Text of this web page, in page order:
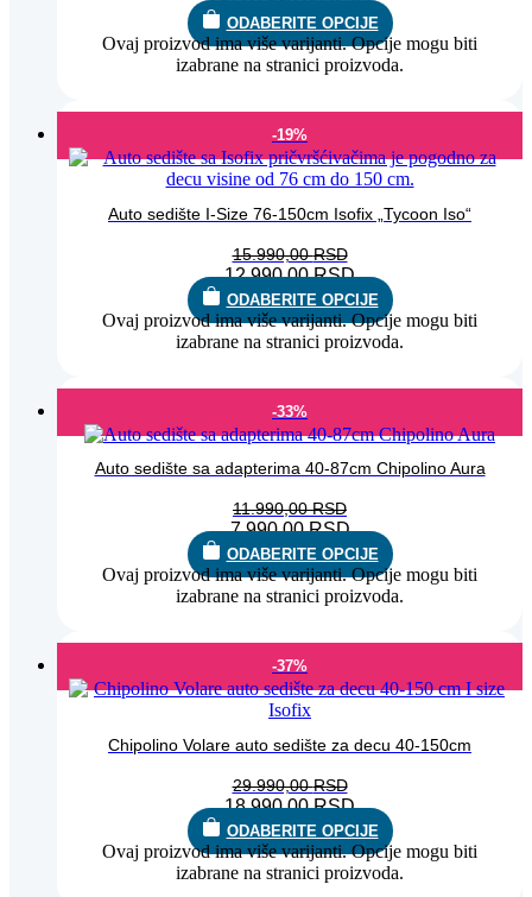
ODABERITE OPCIJE
Ovaj proizvod ima više varijanti. Opcije mogu biti
izabrane na stranici proizvoda.
-19%
Auto sedište I-Size 76-150cm Isofix „Tycoon Iso“
15.990,00RSD
12.990,00RSD
ODABERITE OPCIJE
Ovaj proizvod ima više varijanti. Opcije mogu biti
izabrane na stranici proizvoda.
-33%
Auto sedište sa adapterima 40-87cm Chipolino Aura
11.990,00RSD
7.990,00RSD
ODABERITE OPCIJE
Ovaj proizvod ima više varijanti. Opcije mogu biti
izabrane na stranici proizvoda.
-37%
Chipolino Volare auto sedište za decu 40-150cm
29.990,00RSD
18.990,00RSD
ODABERITE OPCIJE
Ovaj proizvod ima više varijanti. Opcije mogu biti
izabrane na stranici proizvoda.